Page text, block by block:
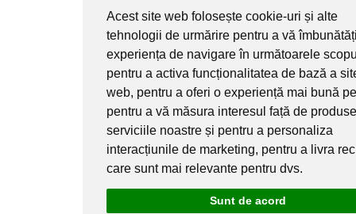
Acest site web folosește cookie-uri și alte
tehnologii de urmărire pentru a vă
experiența de navigare în următoarele
pentru a activa funcționalitatea de bază a
web, pentru a oferi o experiență mai bună
pentru a vă măsura interesul față de
serviciile noastre și pentru a personaliza
interacțiunile de marketing, pentru a livra
care sunt mai relevante pentru dvs.
Sunt de acord